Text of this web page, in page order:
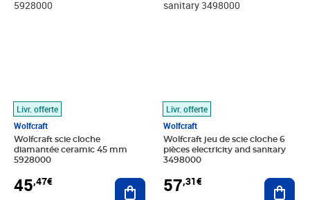
Livr. offerte
Wolfcraft
Wolfcraft scie cloche
diamantée ceramic 45 mm
5928000
45,47€ Ajouter au panier
Livr. offerte
Wolfcraft
Wolfcraft jeu de scie cloche 6
pièces electricity and sanitary
3498000
57,31€